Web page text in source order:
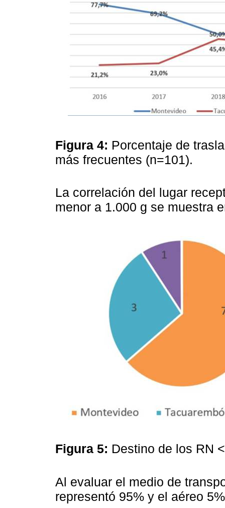
Figura 4: Porcentaje de
más frecuentes (n=101).
La correlación del lugar
menor a 1.000 g se muestra
Figura 5: Destino de los RN
Al evaluar el medio de
representó 95% y el aéreo